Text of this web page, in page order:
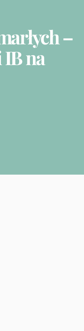
–
na